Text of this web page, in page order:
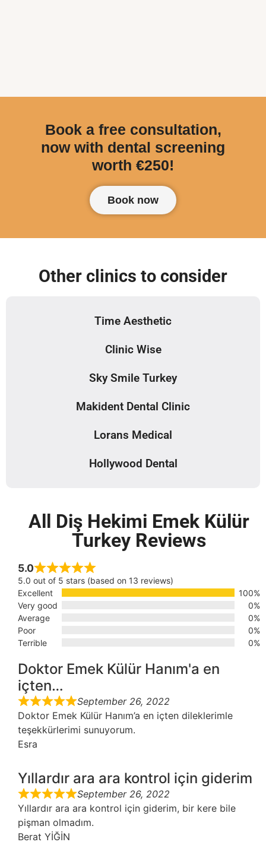
Book a free consultation,
now with dental screening
worth €250!
Book now
Other clinics to consider
Time Aesthetic
Clinic Wise
Sky Smile Turkey
Makident Dental Clinic
Lorans Medical
Hollywood Dental
All Diş Hekimi Emek Külür
Turkey Reviews
5.0
5.0 out of 5 stars (based on 13 reviews)
Excellent
100%
Very good
0%
Average
0%
Poor
0%
Terrible
0%
Doktor Emek Külür Hanım'a en
içten…
September 26, 2022
Doktor Emek Külür Hanım’a en içten dileklerimle
teşekkürlerimi sunuyorum.
Esra
Yıllardır ara ara kontrol için giderim
September 26, 2022
Yıllardır ara ara kontrol için giderim, bir kere bile
pişman olmadım.
Berat YİĞİN